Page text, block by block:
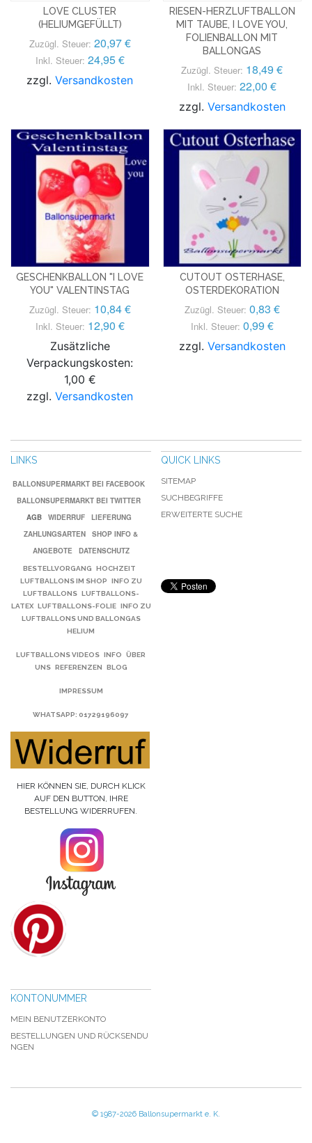
LOVE CLUSTER
(HELIUMGEFÜLLT)
Zuzügl. Steuer: 20,97 €
Inkl. Steuer: 24,95 €
zzgl.Versandkosten
RIESEN-HERZLUFTBALLON
MIT TAUBE, I LOVE YOU,
FOLIENBALLON MIT
BALLONGAS
Zuzügl. Steuer: 18,49 €
Inkl. Steuer: 22,00 €
zzgl. Versandkosten
GESCHENKBALLON "I LOVE
YOU" VALENTINSTAG
Zuzügl. Steuer: 10,84 €
Inkl. Steuer: 12,90 €
Zusätzliche
Verpackungskosten:
1,00 €
zzgl.Versandkosten
CUTOUT OSTERHASE,
OSTERDEKORATION
Zuzügl. Steuer: 0,83 €
Inkl. Steuer: 0,99 €
zzgl. Versandkosten
LINKS
BALLONSUPERMARKT BEI FACEBOOK
BALLONSUPERMARKT BEI TWITTER
AGB
WIDERRUF
LIEFERUNG
ZAHLUNGSARTEN
SHOP INFO &
ANGEBOTE
DATENSCHUTZ
BESTELLVORGANG
HOCHZEIT
LUFTBALLONS IM SHOP
INFO ZU
LUFTBALLONS
LUFTBALLONS-
LATEX
LUFTBALLONS-FOLIE
INFO ZU
LUFTBALLONS UND BALLONGAS
HELIUM
LUFTBALLONS VIDEOS INFO
ÜBER
UNS
REFERENZEN BLOG
IMPRESSUM
WHATSAPP: 01729196097
HIER KÖNNEN SIE, DURCH KLICK
AUF DEN BUTTON, IHRE
BESTELLUNG WIDERRUFEN.
QUICK LINKS
SITEMAP
SUCHBEGRIFFE
ERWEITERTE SUCHE
KONTONUMMER
MEIN BENUTZERKONTO
BESTELLUNGEN UND RÜCKSENDU
NGEN
© 1987-2026 Ballonsupermarkt e. K.